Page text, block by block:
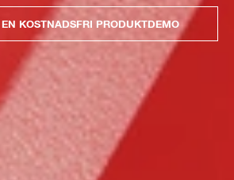
KOSTNADSFRI PRODUKTDEMO